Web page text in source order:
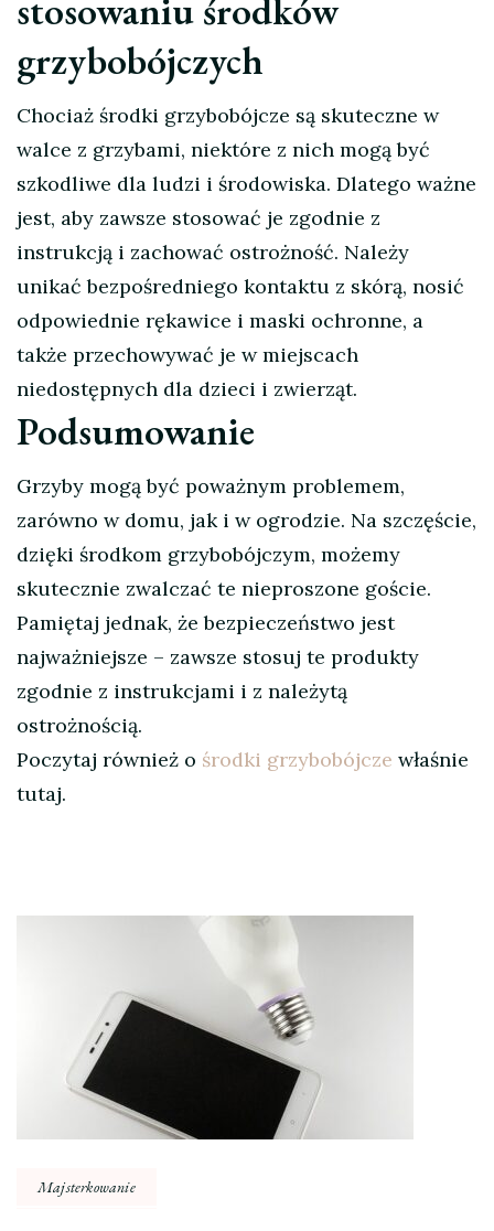
stosowaniu środków
grzybobójczych
Chociaż środki grzybobójcze są skuteczne w
walce z grzybami, niektóre z nich mogą być
szkodliwe dla ludzi i środowiska. Dlatego ważne
jest, aby zawsze stosować je zgodnie z
instrukcją i zachować ostrożność. Należy
unikać bezpośredniego kontaktu z skórą, nosić
odpowiednie rękawice i maski ochronne, a
także przechowywać je w miejscach
niedostępnych dla dzieci i zwierząt.
Podsumowanie
Grzyby mogą być poważnym problemem,
zarówno w domu, jak i w ogrodzie. Na szczęście,
dzięki środkom grzybobójczym, możemy
skutecznie zwalczać te nieproszone goście.
Pamiętaj jednak, że bezpieczeństwo jest
najważniejsze – zawsze stosuj te produkty
zgodnie z instrukcjami i z należytą
ostrożnością.
Poczytaj również o środki grzybobójcze właśnie
tutaj.
Majsterkowanie